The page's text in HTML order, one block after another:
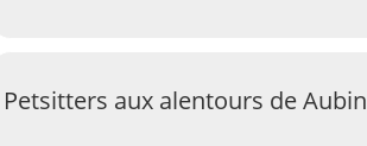
Petsitters aux alentours de Aubin